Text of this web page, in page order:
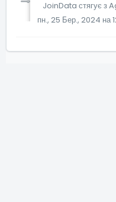
пн., 25 Бер., 2024